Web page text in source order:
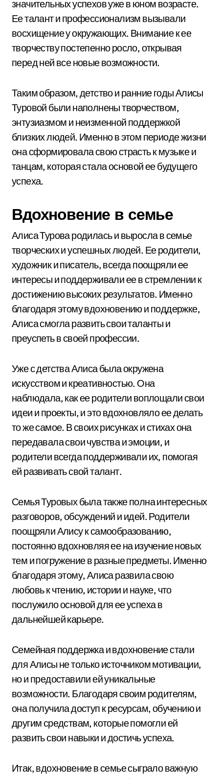
значительных успехов уже в юном возрасте.
Ее талант и профессионализм вызывали
восхищение у окружающих. Внимание к ее
творчеству постепенно росло, открывая
перед ней все новые возможности.
Таким образом, детство и ранние годы Алисы
Туровой были наполнены творчеством,
энтузиазмом и неизменной поддержкой
близких людей. Именно в этом периоде жизни
она сформировала свою страсть к музыке и
танцам, которая стала основой ее будущего
успеха.
Вдохновение в семье
Алиса Турова родилась и выросла в семье
творческих и успешных людей. Ее родители,
художник и писатель, всегда поощряли ее
интересы и поддерживали ее в стремлении к
достижению высоких результатов. Именно
благодаря этому вдохновению и поддержке,
Алиса смогла развить свои таланты и
преуспеть в своей профессии.
Уже с детства Алиса была окружена
искусством и креативностью. Она
наблюдала, как ее родители воплощали свои
идеи и проекты, и это вдохновляло ее делать
то же самое. В своих рисунках и стихах она
передавала свои чувства и эмоции, и
родители всегда поддерживали их, помогая
ей развивать свой талант.
Семья Туровых была также полна интересных
разговоров, обсуждений и идей. Родители
поощряли Алису к самообразованию,
постоянно вдохновляя ее на изучение новых
тем и погружение в разные предметы. Именно
благодаря этому, Алиса развила свою
любовь к чтению, истории и науке, что
послужило основой для ее успеха в
дальнейшей карьере.
Семейная поддержка и вдохновение стали
для Алисы не только источником мотивации,
но и предоставили ей уникальные
возможности. Благодаря своим родителям,
она получила доступ к ресурсам, обучению и
другим средствам, которые помогли ей
развить свои навыки и достичь успеха.
Итак, вдохновение в семье сыграло важную